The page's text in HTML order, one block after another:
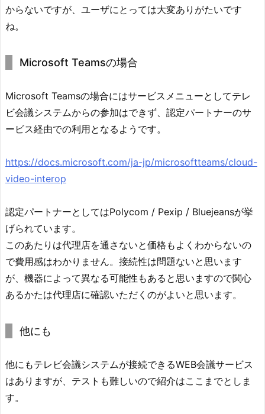
からないですが、ユーザにとっては大変ありがたいです
ね。
Microsoft Teamsの場合
Microsoft Teamsの場合にはサービスメニューとしてテレ
ビ会議システムからの参加はできず、認定パートナーのサ
ービス経由での利用となるようです。
https://docs.microsoft.com/ja-jp/microsoftteams/cloud-
video-interop
認定パートナーとしてはPolycom / Pexip / Bluejeansが挙
げられています。
このあたりは代理店を通さないと価格もよくわからないの
で費用感はわかりません。接続性は問題ないと思います
が、機器によって異なる可能性もあると思いますので関心
あるかたは代理店に確認いただくのがよいと思います。
他にも
他にもテレビ会議システムが接続できるWEB会議サービス
はありますが、テストも難しいので紹介はここまでとしま
す。